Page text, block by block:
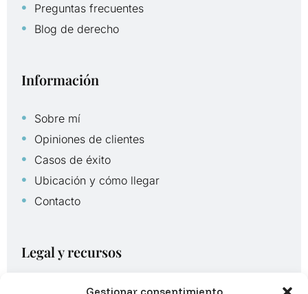
Preguntas frecuentes
Blog de derecho
Información
Sobre mí
Opiniones de clientes
Casos de éxito
Ubicación y cómo llegar
Contacto
Legal y recursos
Aviso legal